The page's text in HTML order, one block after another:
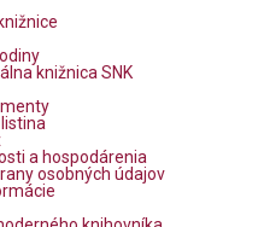
knižnica SNK
a hospodárenia
osobných údajov